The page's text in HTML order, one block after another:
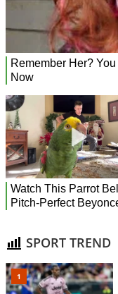
SPORT TREND